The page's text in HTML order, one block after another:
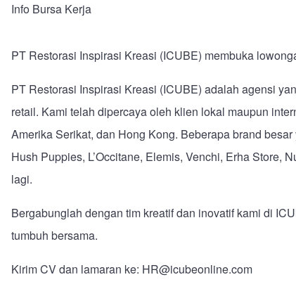
Info Bursa Kerja
PT Restorasi Inspirasi Kreasi (ICUBE) membuka
PT Restorasi Inspirasi Kreasi (ICUBE) adalah agensi
retail. Kami telah dipercaya oleh klien lokal maupun
Amerika Serikat, dan Hong Kong. Beberapa brand
Hush Puppies, L’Occitane, Elemis, Venchi, Erha Store,
lagi.
Bergabunglah dengan tim kreatif dan inovatif kami di
tumbuh bersama.
Kirim CV dan lamaran ke: HR@icubeonline.com